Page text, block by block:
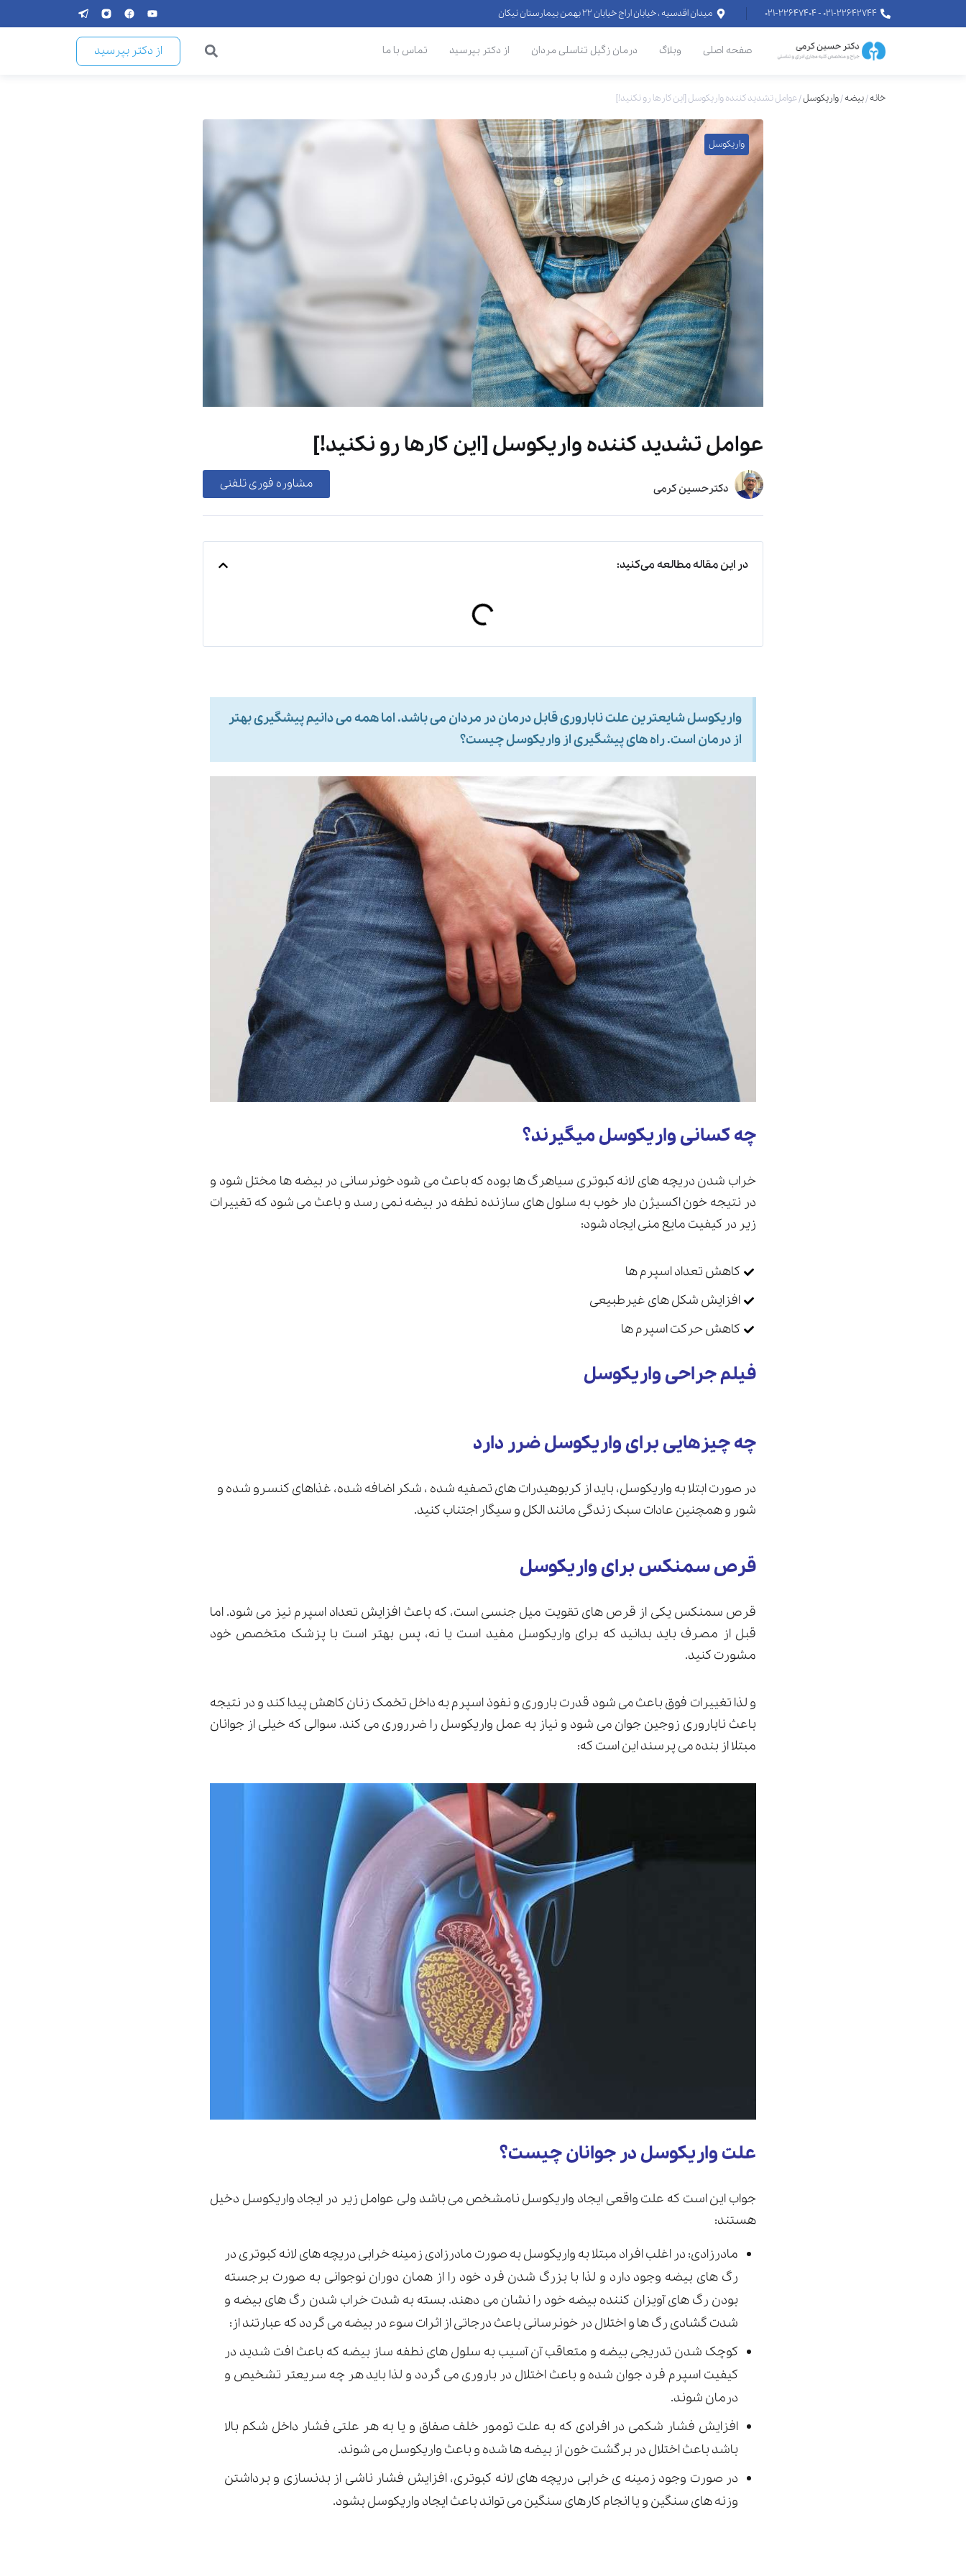
۰۲۱-۲۲۶۴۲۷۴۴ - ۰۲۱-۲۲۶۴۷۴۰۴ میدان اقدسیه ، خیابان اراج خیابان ۲۲ بهمن بیمارستان نیکان
صفحه اصلی وبلاگ درمان زگیل تناسلی مردان از دکتر بپرسید تماس با ما از دکتر بپرسید
خانه/بیضه/واریکوسل/عوامل تشدید کننده واریکوسل [این کارها رو نکنید!]
واریکوسل
عوامل تشدید کننده واریکوسل [این کارها رو نکنید!]
دکترحسین کرمی مشاوره فوری تلفنی
در این مقاله مطالعه می‌کنید:
واریکوسل شایعترین علت ناباروری قابل درمان در مردان می باشد. اما همه می دانیم پیشگیری بهتر
از درمان است. راه های پیشگیری از واریکوسل چیست؟
چه کسانی واریکوسل میگیرند؟
خراب شدن دریچه های لانه کبوتری سیاهرگ ها بوده که باعث می شود خونرسانی در بیضه ها مختل شود و
در نتیجه خون اکسیژن دار خوب به سلول های سازنده نطفه در بیضه نمی رسد و باعث می شود که تغییرات
زیر در کیفیت مایع منی ایجاد شود:
کاهش تعداد اسپرم ها
افزایش شکل های غیرطبیعی
کاهش حرکت اسپرم ها
فیلم جراحی واریکوسل
چه چیزهایی برای واریکوسل ضرر دارد
در صورت ابتلا به واریکوسل، باید از کربوهیدرات های تصفیه شده ، شکر اضافه شده، غذاهای کنسرو شده و
شور و همچنین عادات سبک زندگی مانند الکل و سیگار اجتناب کنید.
قرص سمنکس برای واریکوسل
قرص سمنکس یکی از قرص های تقویت میل جنسی است، که باعث افزایش تعداد اسپرم نیز می شود. اما
قبل از مصرف باید بدانید که برای واریکوسل مفید است یا نه، پس بهتر است با پزشک متخصص خود
مشورت کنید.
و لذا تغییرات فوق باعث می شود قدرت باروری و نفوذ اسپرم به داخل تخمک زنان کاهش پیدا کند و در نتیجه
باعث ناباروری زوجین جوان می شود و نیاز به عمل واریکوسل را ضرروری می کند. سوالی که خیلی از جوانان
مبتلا از بنده می پرسند این است که:
علت واریکوسل در جوانان چیست؟
جواب این است که علت واقعی ایجاد واریکوسل نامشخص می باشد ولی عوامل زیر در ایجاد واریکوسل دخیل
هستند:
مادرزادی: در اغلب افراد مبتلا به واریکوسل به صورت مادرزادی زمینه خرابی دریچه های لانه کبوتری در
رگ های بیضه وجود دارد و لذا با بزرگ شدن فرد خود را از همان دوران نوجوانی به صورت برجسته
بودن رگ های آویزان کننده بیضه خود را نشان می دهند. بسته به شدت خراب شدن رگ های بیضه و
شدت گشادی رگ ها و اختلال در خونرسانی باعث درجاتی از اثرات سوء در بیضه می گردد که عبارتند از:
کوچک شدن تدریجی بیضه و متعاقب آن آسیب به سلول های نطفه ساز بیضه که باعث افت شدید در
کیفیت اسپرم فرد جوان شده و باعث اختلال در باروری می گردد و لذا باید هر چه سریعتر تشخیص و
درمان شوند.
افزایش فشار شکمی در افرادی که به علت تومور خلف صفاق و یا به هر علتی فشار داخل شکم بالا
باشد باعث اختلال در برگشت خون از بیضه ها شده و باعث واریکوسل می شوند.
در صورت وجود زمینه ی خرابی دریچه های لانه کبوتری، افزایش فشار ناشی از بدنسازی و برداشتن
وزنه های سنگین و یا انجام کارهای سنگین می تواند باعث ایجاد واریکوسل بشود.